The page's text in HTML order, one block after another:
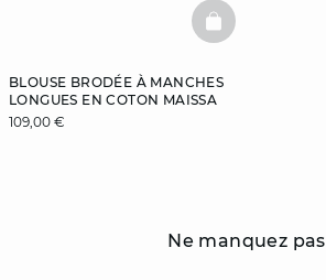
BLOUSE BRODÉE À MANCHES
LONGUES EN COTON MAISSA
109,00 €
BASKETFULL
Ne manquez pas